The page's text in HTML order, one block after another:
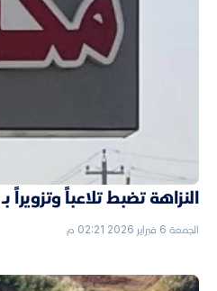
النزاهة تضبط تلاعباً وتزويراً بـ 46 إضبارة في دائرة الحماية الاجتماعية بالأنبار
الجمعة 6 فبراير 2026 02:21 م